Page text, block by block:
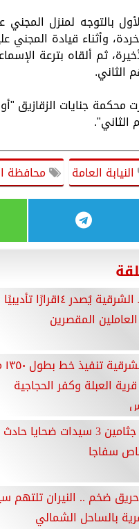
بالتوجه لمنزل
وأثناء قيادة
ثم ألقاه بترعة
جنايات الزقازيق
النيابة العامة محافظة
محافظ الشرقية يُصدر ١٤قرارًا
العبلة وكفر الحجاجية
تشييع جثامين 3 سيدات ضحايا حادث
سفاجا
حريق ضخم .. النيران تلتهم
بالساحل الشمالي